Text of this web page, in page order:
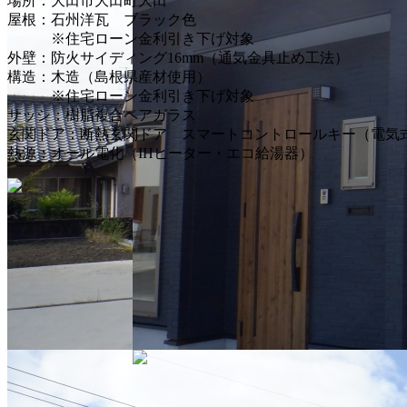
屋根：石州洋瓦 ブラック色
※住宅ローン金利引き下げ対象
外壁：防火サイディング16mm（通気金具止め工法）
構造：木造（島根県産材使用）
※住宅ローン金利引き下げ対象
サッシ：樹脂複合ペアガラス
玄関ドア：断熱玄関ドア スマートコントロールキー（電気
熱源：オール電化（IHヒーター・エコ給湯器）